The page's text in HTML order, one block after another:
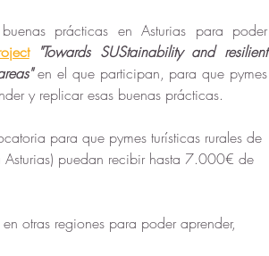
prácticas en Asturias para poder
"Towards SUStainability and resilient
en el que participan, para que pymes
y replicar esas buenas prácticas.
para que pymes turísticas rurales de
Asturias) puedan recibir hasta 7.000€ de
otras regiones para poder aprender,